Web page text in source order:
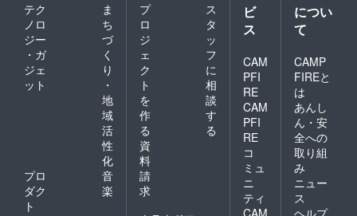
テク
ノロ
ジー
・ガ
ジェ
ット
ま
ち
づ
く
り
・
地
域
活
性
化
プロ
ダク
ト
音
楽
プ
ロ
ジ
ェ
ク
ト
を
作
る
ス
タ
ッ
フ
に
相
談
す
る
資
料
請
求
ビ
ス
CAM
PFI
RE
CAM
PFI
RE
コ
ミュ
ニ
ティ
CAM
につい
て
CAMP
FIREと
は
あんし
ん・安
全への
取り組
み
ニュー
ス
ヘルプ